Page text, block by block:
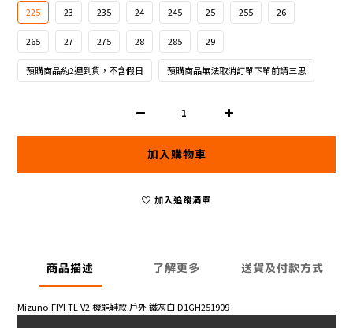
225 23 235 24 245 25 255 26
265 27 275 28 285 29
預購商品約2週到貨，不含假日 預購商品無法取消訂單下單前請三思
加入購物車
加入追蹤清單
商品描述 了解更多 送貨及付款方式
Mizuno FIYI TL V2 機能鞋款 戶外 鐵灰白 D1GH251909